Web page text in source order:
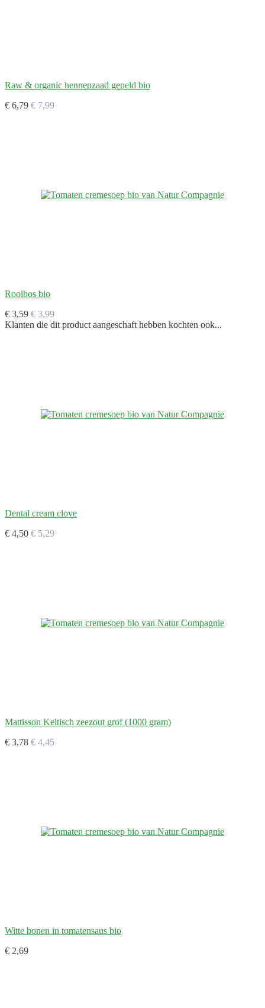
Raw & organic hennepzaad gepeld bio
€ 6,79 € 7,99
Rooibos bio
€ 3,59 € 3,99
Klanten die dit product aangeschaft hebben kochten ook...
Dental cream clove
€ 4,50 € 5,29
Mattisson Keltisch zeezout grof (1000 gram)
€ 3,78 € 4,45
Witte bonen in tomatensaus bio
€ 2,69